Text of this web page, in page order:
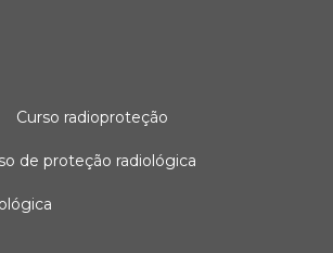
curso radioproteção
de proteção radiológica